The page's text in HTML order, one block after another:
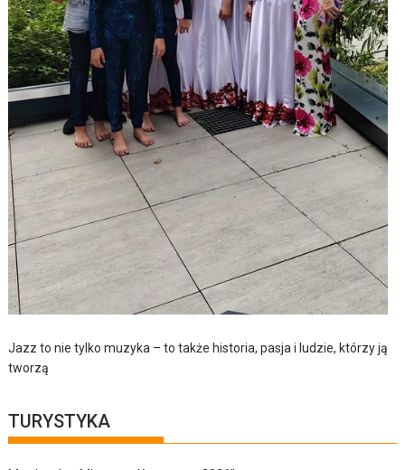
Jazz to nie tylko muzyka – to także historia, pasja i ludzie, którzy ją
tworzą
TURYSTYKA